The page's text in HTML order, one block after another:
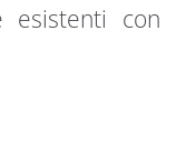
esistenti con